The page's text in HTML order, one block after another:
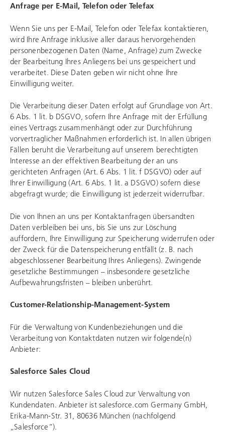
Anfrage per E-Mail, Telefon oder Telefax
Wenn Sie uns per E-Mail, Telefon oder Telefax kontaktieren,
wird Ihre Anfrage inklusive aller daraus hervorgehenden
personenbezogenen Daten (Name, Anfrage) zum Zwecke
der Bearbeitung Ihres Anliegens bei uns gespeichert und
verarbeitet. Diese Daten geben wir nicht ohne Ihre
Einwilligung weiter.
Die Verarbeitung dieser Daten erfolgt auf Grundlage von Art.
6 Abs. 1 lit. b DSGVO, sofern Ihre Anfrage mit der Erfüllung
eines Vertrags zusammenhängt oder zur Durchführung
vorvertraglicher Maßnahmen erforderlich ist. In allen übrigen
Fällen beruht die Verarbeitung auf unserem berechtigten
Interesse an der effektiven Bearbeitung der an uns
gerichteten Anfragen (Art. 6 Abs. 1 lit. f DSGVO) oder auf
Ihrer Einwilligung (Art. 6 Abs. 1 lit. a DSGVO) sofern diese
abgefragt wurde; die Einwilligung ist jederzeit widerrufbar.
Die von Ihnen an uns per Kontaktanfragen übersandten
Daten verbleiben bei uns, bis Sie uns zur Löschung
auffordern, Ihre Einwilligung zur Speicherung widerrufen oder
der Zweck für die Datenspeicherung entfällt (z. B. nach
abgeschlossener Bearbeitung Ihres Anliegens). Zwingende
gesetzliche Bestimmungen – insbesondere gesetzliche
Aufbewahrungsfristen – bleiben unberührt.
Customer-Relationship-Management-System
Für die Verwaltung von Kundenbeziehungen und die
Verarbeitung von Kontaktdaten nutzen wir folgende(n)
Anbieter:
Salesforce Sales Cloud
Wir nutzen Salesforce Sales Cloud zur Verwaltung von
Kundendaten. Anbieter ist salesforce.com Germany GmbH,
Erika-Mann-Str. 31, 80636 München (nachfolgend
„Salesforce“).